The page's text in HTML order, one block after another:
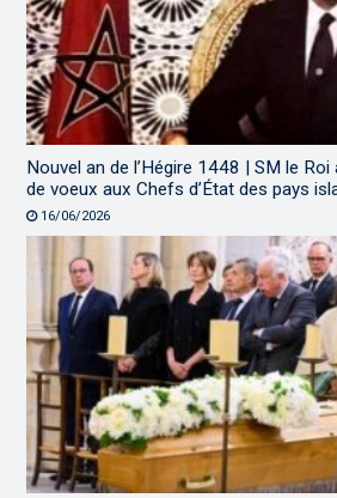
Nouvel an de l’Hégire 1448 | SM le
de voeux aux Chefs d’État des pays
16/06/2026